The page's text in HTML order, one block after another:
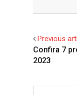
Previous
Confira 7
2023